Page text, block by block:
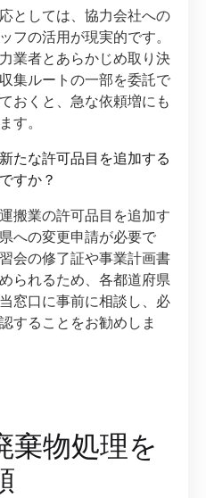
としては、協力会社への
フの活用が現実的です。
業者とあらかじめ取り決
集ルートの一部を委託で
おくと、急な依頼増にも
す。
たな許可品目を追加する
すか？
搬業の許可品目を追加す
への変更申請が必要で
会の修了証や事業計画書
られるため、各都道府県
窓口に事前に相談し、必
することをお勧めしま
棄物処理を